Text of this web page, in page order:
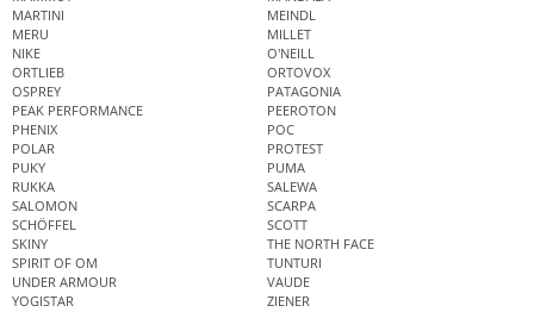
MARTINI
MEINDL
MERU
MILLET
NIKE
O'NEILL
ORTLIEB
ORTOVOX
OSPREY
PATAGONIA
PEAK PERFORMANCE
PEEROTON
PHENIX
POC
POLAR
PROTEST
PUKY
PUMA
RUKKA
SALEWA
SALOMON
SCARPA
SCHÖFFEL
SCOTT
SKINY
THE NORTH FACE
SPIRIT OF OM
TUNTURI
UNDER ARMOUR
VAUDE
YOGISTAR
ZIENER